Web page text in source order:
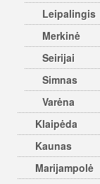
Leipalingis
Merkinė
Seirijai
Simnas
Varėna
Klaipėda
Kaunas
Marijampolė